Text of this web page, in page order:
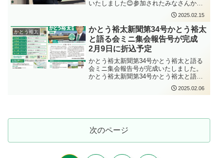
副委員長という役割をいただいたこと
に、身の引き締まる思いです。委員会で
の議論がより充実したものとなるよう努
めるとともに、香取市・神崎町・多古町
をはじめとする地域の声を県政にしっか
りと届けてまいります。6月定例県議会は
閉会しましたが、県政の課題は日々続い
ています。県民のみなさまの暮らしに直
結する課題について、これからも一つひ
とつ丁寧に取り組んでまいります。
いたしました😊参加されたみなさんか
ら、ご質問やたくさんの激励をいただき
ました。ありがとうございます😊明日16
日は栗源市民センターで開催する予定で
す。是非ご参加くださ...
2025.02.15
かとう裕太
かとう裕太新聞第34号かとう裕太
と語る会ミニ集会報告号が完成
2月9日に折込予定
かとう裕太新聞第34号かとう裕太と語る
会ミニ集会報告号が完成いたしました。
かとう裕太新聞第34号かとう裕太と語る
会報告号今回のかとう裕太と語る会ミニ
集会の報告で、かとう裕太新聞の発行部
告を継続して参ります。かとう裕太新聞
す。お手にとってお読みいただけました
2025.02.06
次のページ